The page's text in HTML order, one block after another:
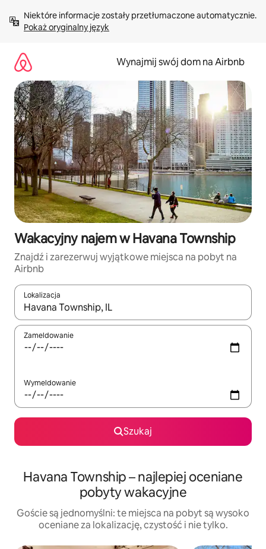
treści Pokaż oryginalny język
Wynajmij swój dom na Airbnb
Wakacyjny najem w Havana Township
Znajdź i zarezerwuj wyjątkowe miejsca na pobyt na
Airbnb
Lokalizacja
Gdy wyniki będą dostępne, możesz poruszać się po nich za
Zameldowanie
Wymeldowanie
Szukaj
Havana Township – najlepiej oceniane
pobyty wakacyjne
Goście są jednomyślni: te miejsca na pobyt są wysoko
oceniane za lokalizację, czystość i nie tylko.